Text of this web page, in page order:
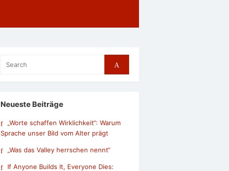
for:
Search
Neueste Beiträge
„Worte schaffen Wirklichkeit“: Warum
Sprache unser Bild vom Alter prägt
„Was das Valley herrschen nennt“
If Anyone Builds It, Everyone Dies: